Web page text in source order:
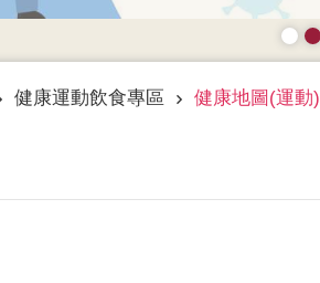
健康運動飲食專區 健康地圖(運動)